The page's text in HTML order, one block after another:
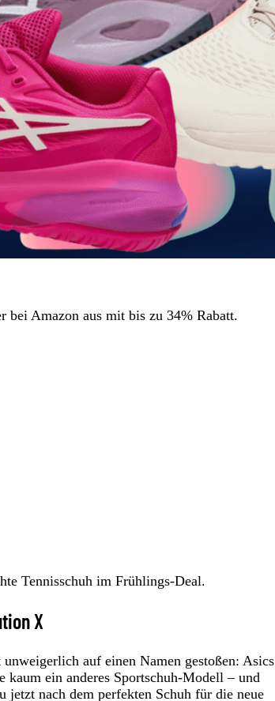
bei Amazon aus mit bis zu 34% Rabatt.
Tennisschuh im Frühlings-Deal.
X
auf einen Namen gestoßen: Asics
ein anderes Sportschuh-Modell – und
jetzt nach dem perfekten Schuh für die neue